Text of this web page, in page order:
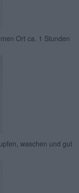
Ort ca. 1 Stunden
waschen und gut